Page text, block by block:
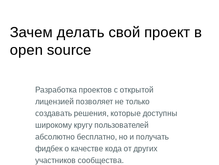
Зачем делать свой проект в
open source
Разработка проектов с открытой
лицензией позволяет не только
создавать решения, которые доступны
широкому кругу пользователей
абсолютно бесплатно, но и получать
фидбек о качестве кода от других
участников сообщества.